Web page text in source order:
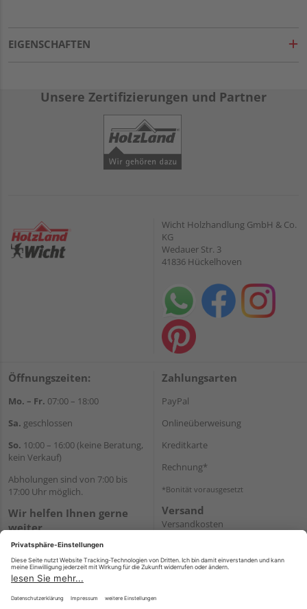
EIGENSCHAFTEN
Unsere Zertifizierungen und Partner
Wicht Holzhandlung GmbH & Co.
KG
Wedauer Str. 3
41836 Hückelhoven
Öffnungszeiten:
Mo. – Fr. 07:00 – 18:00
Sa. geschlossen
So. 10:00 – 16:00 (keine Beratung,
kein Verkauf)
Abholungen sind von 7:00 bis
17:00 Uhr möglich.
Wir helfen Ihnen gerne
weiter
Tel.:+49 2462 99099
WhatsApp
Zahlungsarten
PayPal
Onlineüberweisung
Kreditkarte
Rechnung*
*Bonität vorausgesetzt
Versand
Versandkosten